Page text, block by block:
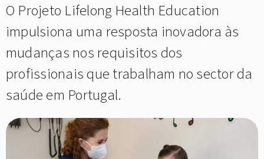
O Projeto Lifelong Health Education
impulsiona uma resposta inovadora às
mudanças nos requisitos dos
profissionais que trabalham no sector da
saúde em Portugal.